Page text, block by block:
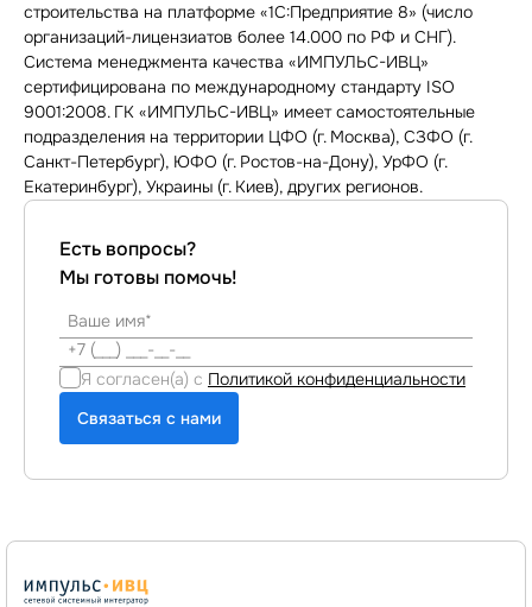
строительства на платформе «1С:Предприятие 8» (число
организаций-лицензиатов более 14.000 по РФ и СНГ).
Система менеджмента качества «ИМПУЛЬС-ИВЦ»
сертифицирована по международному стандарту ISO
9001:2008. ГК «ИМПУЛЬС-ИВЦ» имеет самостоятельные
подразделения на территории ЦФО (г. Москва), СЗФО (г.
Санкт-Петербург), ЮФО (г. Ростов-на-Дону), УрФО (г.
Екатеринбург), Украины (г. Киев), других регионов.
Есть вопросы?
Мы готовы помочь!
Я согласен(а) с Политикой конфиденциальности
Связаться с нами